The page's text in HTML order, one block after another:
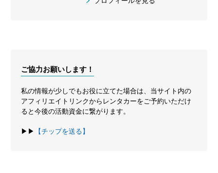
ご協力お願いします！
私の情報が少しでもお役に立てた場合は、当サイト内の
アフィリエイトリンクからレンタカーをご予約いただけ
ると今後の活動資金に繋がります。
▶▶ 【チップを送る】